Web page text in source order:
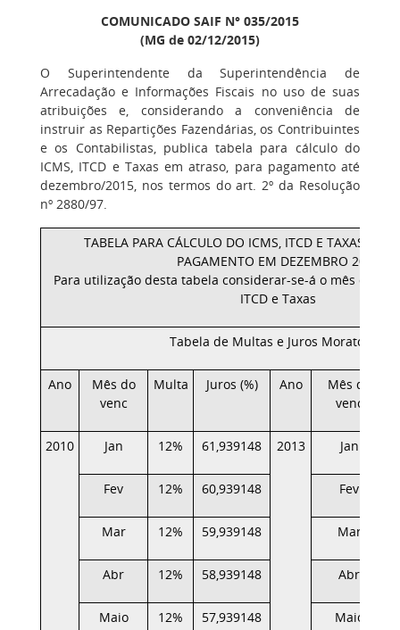
COMUNICADO SAIF N° 035/2015
(MG de 02/12/2015)
O Superintendente da Superintendência de
Arrecadação e Informações Fiscais no uso de suas
atribuições e, considerando a conveniência de
instruir as Repartições Fazendárias, os Contribuintes
e os Contabilistas, publica tabela para cálculo do
ICMS, ITCD e Taxas em atraso, para pagamento até
dezembro/2015, nos termos do art. 2º da Resolução
nº 2880/97.
TABELA PARA CÁLCULO DO ICMS, ITCD E TAXAS EM
PAGAMENTO EM DEZEMBRO 2015
Para utilização desta tabela considerar-se-á o mês de
ITCD e Taxas
Tabela de Multas e Juros Moratórios
Ano
Mês do
venc
Multa Juros (%) Ano
Mês do
venc
2010 Jan 12% 61,939148 2013 Jan
Fev 12% 60,939148 Fev
Mar 12% 59,939148 Mar
Abr 12% 58,939148 Abr
Maio 12% 57,939148 Maio